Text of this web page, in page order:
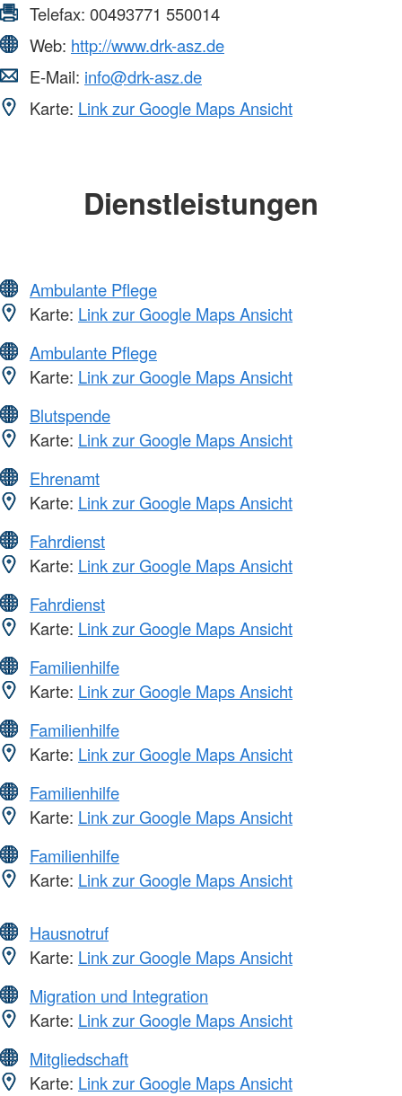
Telefax: 00493771 550014
Web: http://www.drk-asz.de
E-Mail: info@drk-asz.de
Karte: Link zur Google Maps Ansicht
Dienstleistungen
Ambulante Pflege
Karte: Link zur Google Maps Ansicht
Ambulante Pflege
Karte: Link zur Google Maps Ansicht
Blutspende
Karte: Link zur Google Maps Ansicht
Ehrenamt
Karte: Link zur Google Maps Ansicht
Fahrdienst
Karte: Link zur Google Maps Ansicht
Fahrdienst
Karte: Link zur Google Maps Ansicht
Familienhilfe
Karte: Link zur Google Maps Ansicht
Familienhilfe
Karte: Link zur Google Maps Ansicht
Familienhilfe
Karte: Link zur Google Maps Ansicht
Familienhilfe
Karte: Link zur Google Maps Ansicht
Hausnotruf
Karte: Link zur Google Maps Ansicht
Migration und Integration
Karte: Link zur Google Maps Ansicht
Mitgliedschaft
Karte: Link zur Google Maps Ansicht